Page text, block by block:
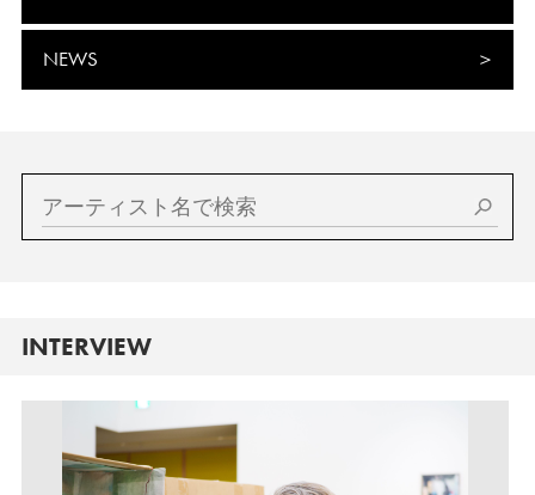
NEWS
INTERVIEW